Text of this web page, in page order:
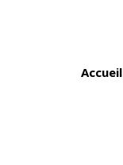
Accueil